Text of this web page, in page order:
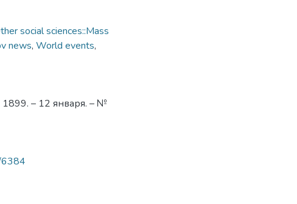
social sciences::Mass
news, World events,
– 12 января. – №
6384